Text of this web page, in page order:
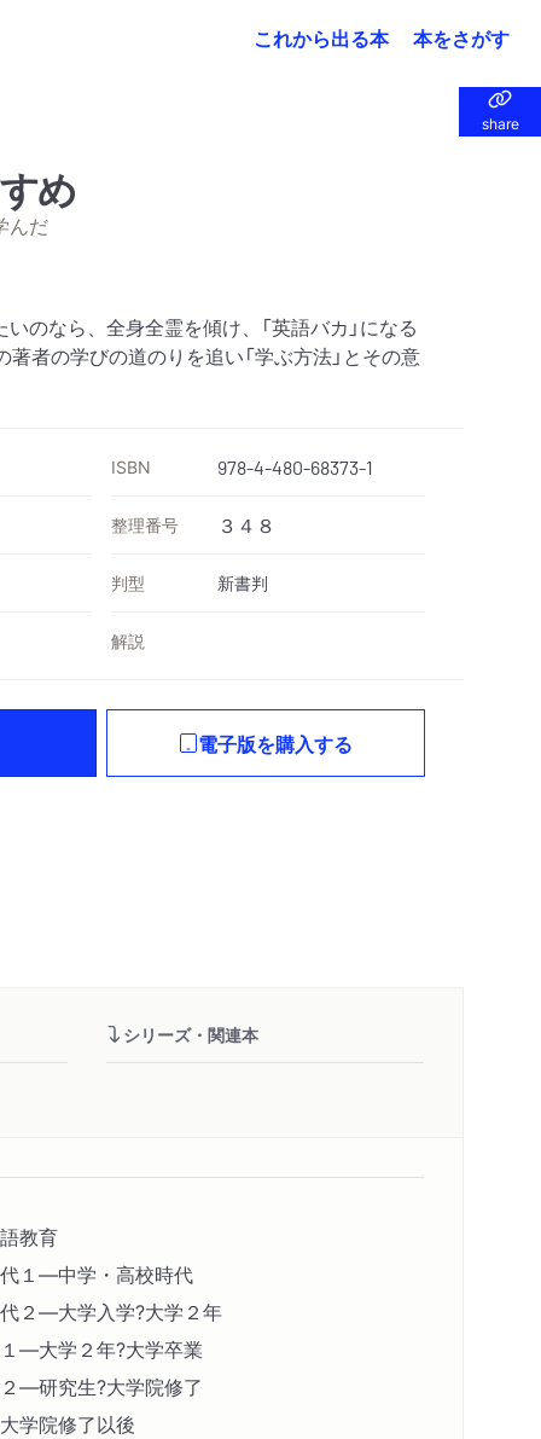
これから出る本 本をさがす
share
share
め
んだ
のなら、全身全霊を傾け、「英語バカ」になる
著者の学びの道のりを追い「学ぶ方法」とその意
ISBN 978-4-480-68373-1
整理番号 ３４８
判型 新書判
解説
電子版を購入する
シリーズ・関連本
教育
１―中学・高校時代
２―大学入学?大学２年
―大学２年?大学卒業
―研究生?大学院修了
学院修了以後